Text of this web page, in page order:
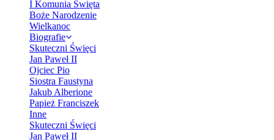
I Komunia Święta
Boże Narodzenie
Wielkanoc
Biografie
Skuteczni Święci
Jan Paweł II
Ojciec Pio
Siostra Faustyna
Jakub Alberione
Papież Franciszek
Inne
Skuteczni Święci
Jan Paweł II